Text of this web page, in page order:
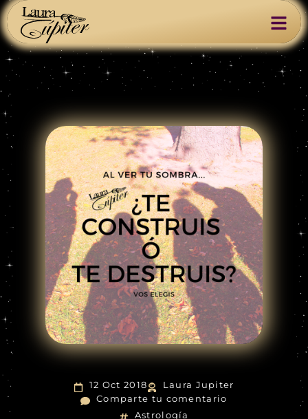
12 Oct 2018
Laura Jupiter
Comparte tu comentario
Astrología